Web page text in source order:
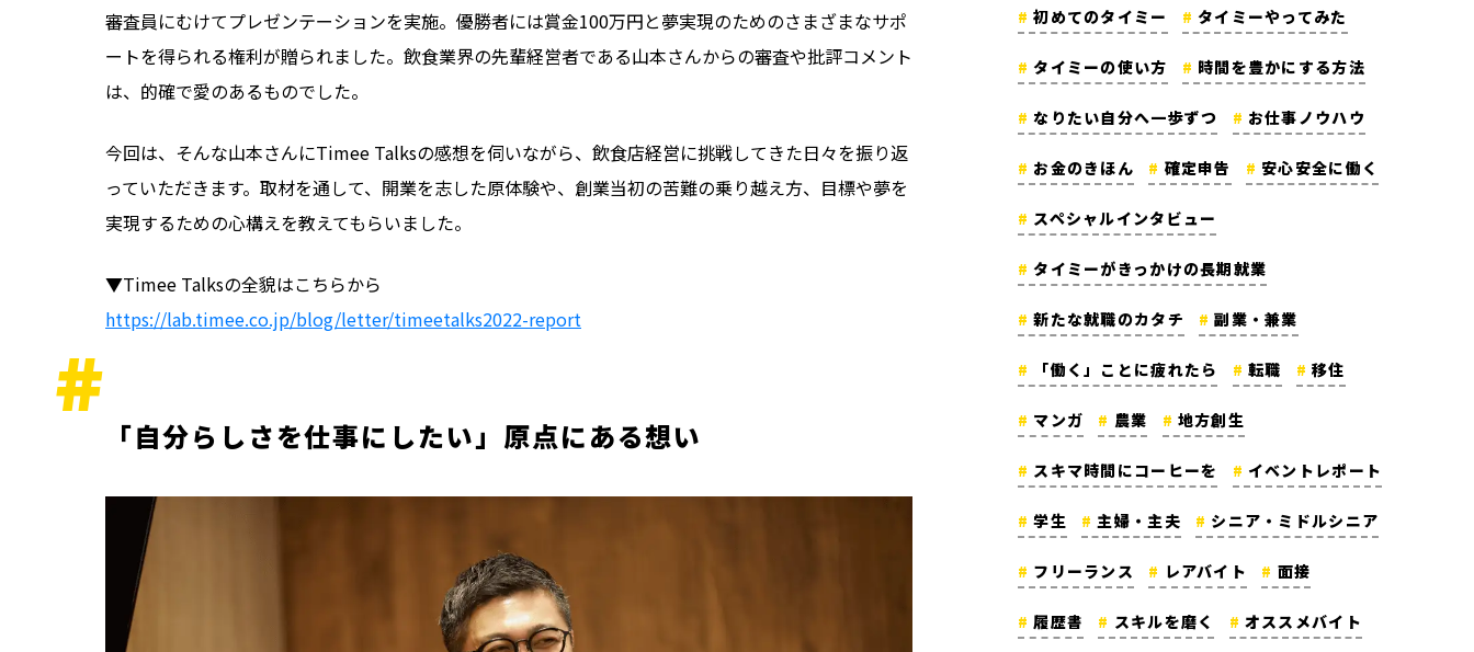
審査員にむけてプレゼンテーションを実施。優勝者には賞金100万円と夢実現のためのさまざまなサポ
ートを得られる権利が贈られました。飲食業界の先輩経営者である山本さんからの審査や批評コメント
は、的確で愛のあるものでした。
今回は、そんな山本さんにTimee Talksの感想を伺いながら、飲食店経営に挑戦してきた日々を振り返
っていただきます。取材を通して、開業を志した原体験や、創業当初の苦難の乗り越え方、目標や夢を
実現するための心構えを教えてもらいました。
▼Timee Talksの全貌はこちらから
https://lab.timee.co.jp/blog/letter/timeetalks2022-report
「自分らしさを仕事にしたい」原点にある想い
初めてのタイミー タイミーやってみた
タイミーの使い方 時間を豊かにする方法
なりたい自分へ一歩ずつ お仕事ノウハウ
お金のきほん 確定申告 安心安全に働く
スペシャルインタビュー
タイミーがきっかけの長期就業
新たな就職のカタチ 副業・兼業
「働く」ことに疲れたら 転職 移住
マンガ 農業 地方創生
スキマ時間にコーヒーを イベントレポート
学生 主婦・主夫 シニア・ミドルシニア
フリーランス レアバイト 面接
履歴書 スキルを磨く オススメバイト